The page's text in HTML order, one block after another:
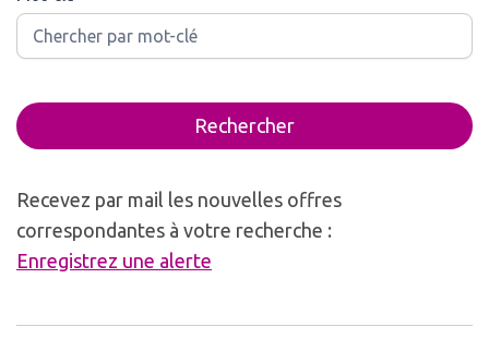
Rechercher
Recevez par mail les nouvelles offres
correspondantes à votre recherche :
Enregistrez une alerte